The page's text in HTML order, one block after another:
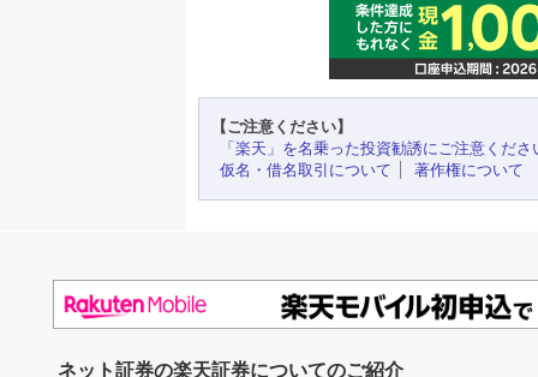
【ご注意ください】
「楽天」を名乗った投資勧誘にご注意くださ
仮名・借名取引について
著作権について
ネット証券の楽天証券についてのご紹介